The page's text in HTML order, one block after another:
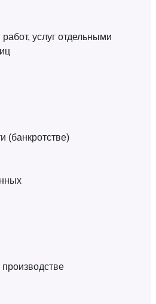
услуг отдельными
(банкротстве)